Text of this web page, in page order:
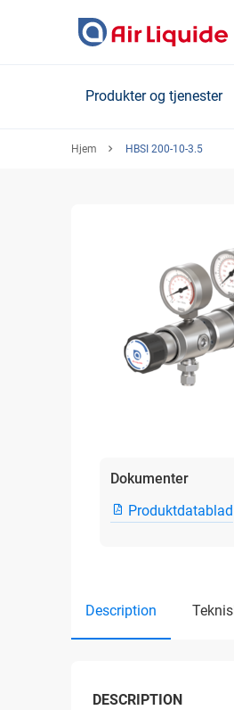
Produkter og tjenester
Hjem HBSI 200-10-3.5
Dokumenter
Produktdatablad
description
DESCRIPTION